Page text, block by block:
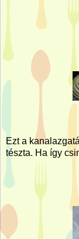
Ezt a
tészta. Ha így